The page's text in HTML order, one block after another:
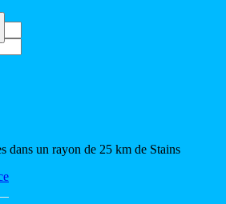
dans un rayon de 25 km de Stains